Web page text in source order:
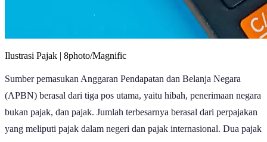
(APBN) berasal dari tiga pos utama, yaitu hibah, penerimaan negara
bukan pajak, dan pajak. Jumlah terbesarnya berasal dari perpajakan
yang meliputi pajak dalam negeri dan pajak internasional. Dua pajak
tersebut terbagi lagi ke dalam beberapa jenis.